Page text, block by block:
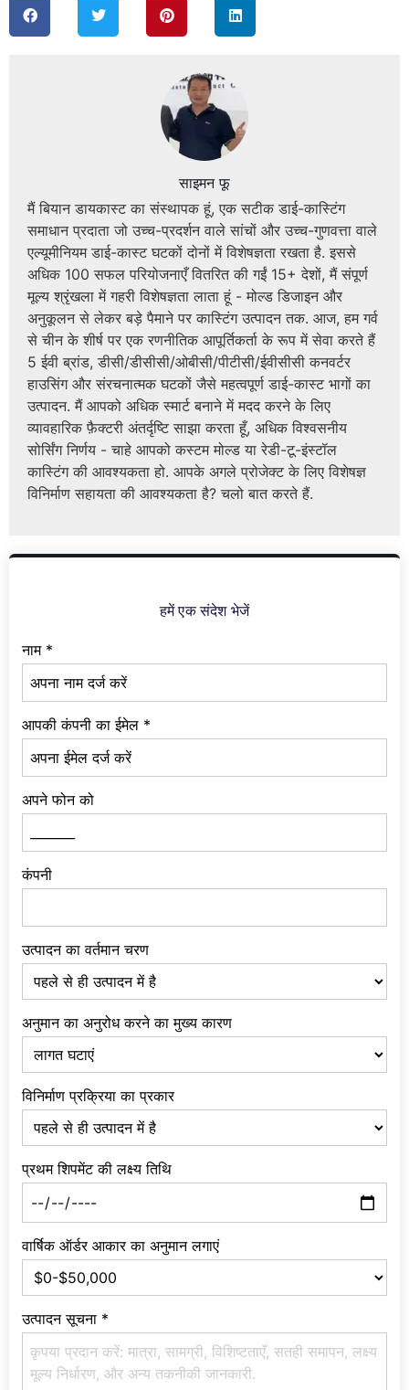
साइमन फू
मैं बियान डायकास्ट का संस्थापक हूं, एक सटीक डाई-कास्टिंग
समाधान प्रदाता जो उच्च-प्रदर्शन वाले सांचों और उच्च-गुणवत्ता वाले
एल्यूमीनियम डाई-कास्ट घटकों दोनों में विशेषज्ञता रखता है. इससे
अधिक 100 सफल परियोजनाएँ वितरित की गईं 15+ देशों, मैं संपूर्ण
मूल्य श्रृंखला में गहरी विशेषज्ञता लाता हूं - मोल्ड डिजाइन और
अनुकूलन से लेकर बड़े पैमाने पर कास्टिंग उत्पादन तक. आज, हम गर्व
से चीन के शीर्ष पर एक रणनीतिक आपूर्तिकर्ता के रूप में सेवा करते हैं
5 ईवी ब्रांड, डीसी/डीसीसी/ओबीसी/पीटीसी/ईवीसीसी कनवर्टर
हाउसिंग और संरचनात्मक घटकों जैसे महत्वपूर्ण डाई-कास्ट भागों का
उत्पादन. मैं आपको अधिक स्मार्ट बनाने में मदद करने के लिए
व्यावहारिक फ़ैक्टरी अंतर्दृष्टि साझा करता हूँ, अधिक विश्वसनीय
सोर्सिंग निर्णय - चाहे आपको कस्टम मोल्ड या रेडी-टू-इंस्टॉल
कास्टिंग की आवश्यकता हो. आपके अगले प्रोजेक्ट के लिए विशेषज्ञ
विनिर्माण सहायता की आवश्यकता है? चलो बात करते हैं.
हमें एक संदेश भेजें
नाम *
आपकी कंपनी का ईमेल *
अपने फोन को
कंपनी
उत्पादन का वर्तमान चरण
अनुमान का अनुरोध करने का मुख्य कारण
विनिर्माण प्रक्रिया का प्रकार
प्रथम शिपमेंट की लक्ष्य तिथि
वार्षिक ऑर्डर आकार का अनुमान लगाएं
उत्पादन सूचना *